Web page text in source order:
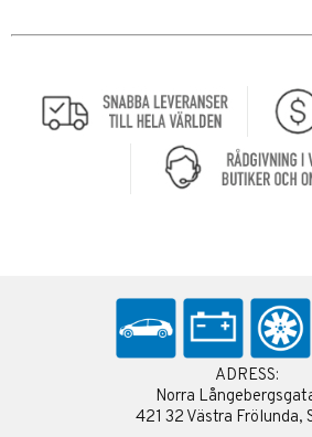
ADRESS:
Norra
421 32 Västra Frölunda,